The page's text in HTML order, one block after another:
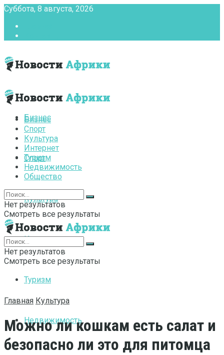
Суббота, 8 августа, 2026
Бизнес
Спорт
Культура
Интернет
Туризм
Недвижимость
Бизнес
Спорт
Культура
Интернет
Туризм
Недвижимость
Общество
Нет результатов
Смотреть все результаты
Нет результатов
Смотреть все результаты
Главная Культура
Можно ли кошкам есть салат и
безопасно ли это для питомца